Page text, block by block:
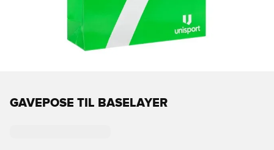
GAVEPOSE TIL BASELAYER